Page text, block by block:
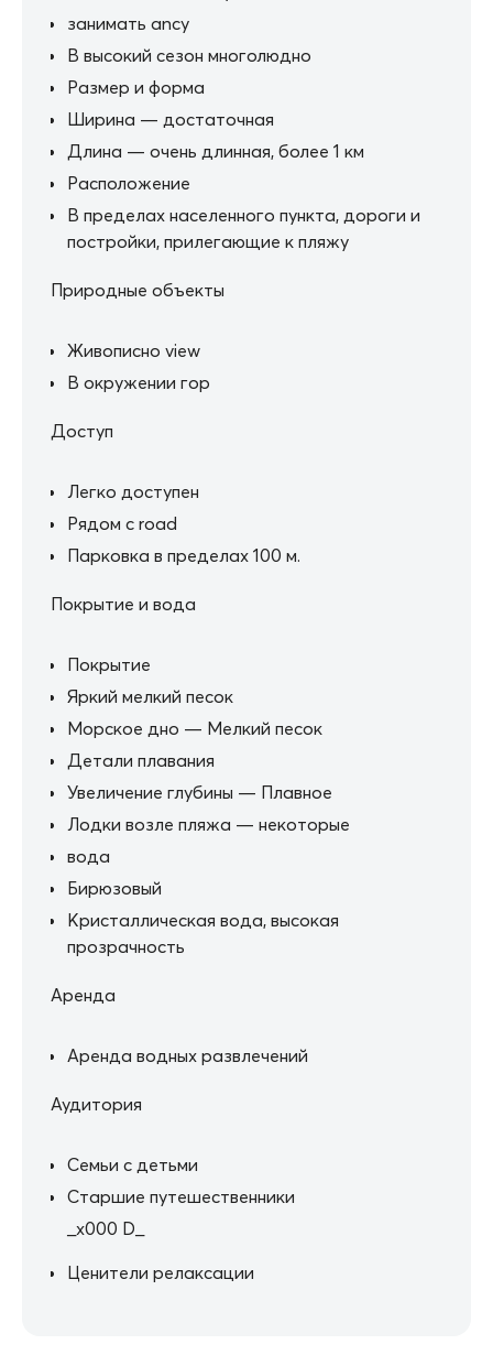
занимать ancy
В высокий сезон многолюдно
Размер и форма
Ширина — достаточная
Длина — очень длинная, более 1 км
Расположение
В пределах населенного пункта, дороги и
постройки, прилегающие к пляжу
Природные объекты
Живописно view
В окружении гор
Доступ
Легко доступен
Рядом с road
Парковка в пределах 100 м.
Покрытие и вода
Покрытие
Яркий мелкий песок
Морское дно — Мелкий песок
Детали плавания
Увеличение глубины — Плавное
Лодки возле пляжа — некоторые
вода
Бирюзовый
Кристаллическая вода, высокая
прозрачность
Аренда
Аренда водных развлечений
Аудитория
Семьи с детьми
Старшие путешественники
_x000 D_
Ценители релаксации